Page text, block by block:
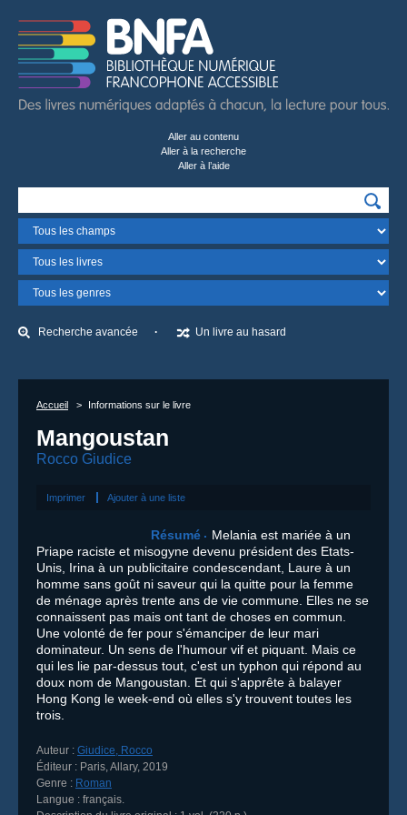
Aller au contenu
Aller à la recherche
Aller à l’aide
Champ
Format
Genre
Recherche avancée Un livre au hasard
Accueil Informations sur le livre
Mangoustan
Rocco Giudice
Imprimer Ajouter à une liste
Résumé
Melania est mariée à un
Priape raciste et misogyne devenu président des Etats-
Unis, Irina à un publicitaire condescendant, Laure à un
homme sans goût ni saveur qui la quitte pour la femme
de ménage après trente ans de vie commune. Elles ne se
connaissent pas mais ont tant de choses en commun.
Une volonté de fer pour s'émanciper de leur mari
dominateur. Un sens de l'humour vif et piquant. Mais ce
qui les lie par-dessus tout, c'est un typhon qui répond au
doux nom de Mangoustan. Et qui s'apprête à balayer
Hong Kong le week-end où elles s'y trouvent toutes les
trois.
Auteur : Giudice, Rocco
Éditeur : Paris,Allary, 2019
Genre : Roman
Langue : français.